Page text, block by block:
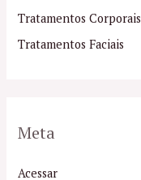
Tratamentos Corporais
Tratamentos Faciais
Meta
Acessar